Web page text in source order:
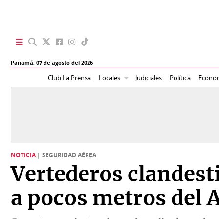
Panamá,07 de agosto del 2026
Club La Prensa Locales Judiciales Política
Política
Mundo
BBC
Vivir+
NOTICIA | SEGURIDAD AÉREA
Vertederos
a pocos metros del